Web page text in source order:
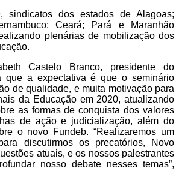
sindicatos dos estados de Alagoas;
Ceará; Pará e Maranhão
plenárias de mobilização dos
Castelo Branco, presidente do
que a expectativa é que o seminário
de qualidade, e muita motivação para
da Educação em 2020, atualizando
as formas de conquista dos valores
de ação e judicialização, além do
o novo Fundeb. “Realizaremos um
discutirmos os precatórios, Novo
atuais, e os nossos palestrantes
nosso debate nesses temas”,